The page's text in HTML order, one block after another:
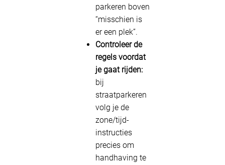
parkeren boven
“misschien is
er een plek”.
Controleer de
regels voordat
je gaat rijden:
bij
straatparkeren
volg je de
zone/tijd-
instructies
precies om
handhaving te